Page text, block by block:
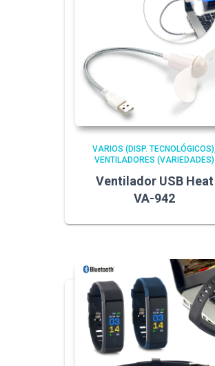
VARIOS (DISP. TECNOLÓGICOS)
VENTILADORES (VARIEDADES)
Ventilador USB Heat
VA-942